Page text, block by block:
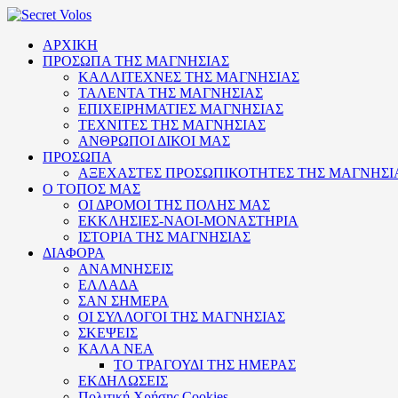
ΑΡΧΙΚΗ
ΠΡΟΣΩΠΑ ΤΗΣ ΜΑΓΝΗΣΙΑΣ
ΚΑΛΛΙΤΕΧΝΕΣ ΤΗΣ ΜΑΓΝΗΣΙΑΣ
ΤΑΛΕΝΤΑ ΤΗΣ ΜΑΓΝΗΣΙΑΣ
ΕΠΙΧΕΙΡΗΜΑΤΙΕΣ ΜΑΓΝΗΣΙΑΣ
ΤΕΧΝΙΤΕΣ ΤΗΣ ΜΑΓΝΗΣΙΑΣ
ΑΝΘΡΩΠΟΙ ΔΙΚΟΙ ΜΑΣ
ΠΡΟΣΩΠΑ
ΑΞΕΧΑΣΤΕΣ ΠΡΟΣΩΠΙΚΟΤΗΤΕΣ ΤΗΣ
Ο ΤΟΠΟΣ ΜΑΣ
ΟΙ ΔΡΟΜΟΙ ΤΗΣ ΠΟΛΗΣ ΜΑΣ
ΕΚΚΛΗΣΙΕΣ-ΝΑΟΙ-ΜΟΝΑΣΤΗΡΙΑ
ΙΣΤΟΡΙΑ ΤΗΣ ΜΑΓΝΗΣΙΑΣ
ΔΙΑΦΟΡΑ
ΑΝΑΜΝΗΣΕΙΣ
ΕΛΛΑΔΑ
ΣΑΝ ΣΗΜΕΡΑ
ΟΙ ΣΥΛΛΟΓΟΙ ΤΗΣ ΜΑΓΝΗΣΙΑΣ
ΣΚΕΨΕΙΣ
ΚΑΛΑ ΝΕΑ
ΤΟ ΤΡΑΓΟΥΔΙ ΤΗΣ ΗΜΕΡΑΣ
ΕΚΔΗΛΩΣΕΙΣ